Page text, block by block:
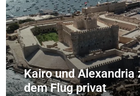
Kairo und Alexandria
dem Flug privat